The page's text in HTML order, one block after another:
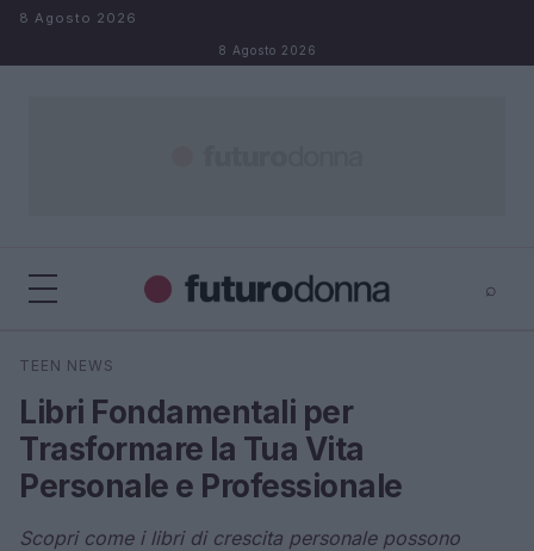
Salta al contenuto
8 Agosto 2026
8 Agosto 2026
⌕
Cerca
TEEN NEWS
Libri Fondamentali per
Trasformare la Tua Vita
Personale e Professionale
Scopri come i libri di crescita personale possono